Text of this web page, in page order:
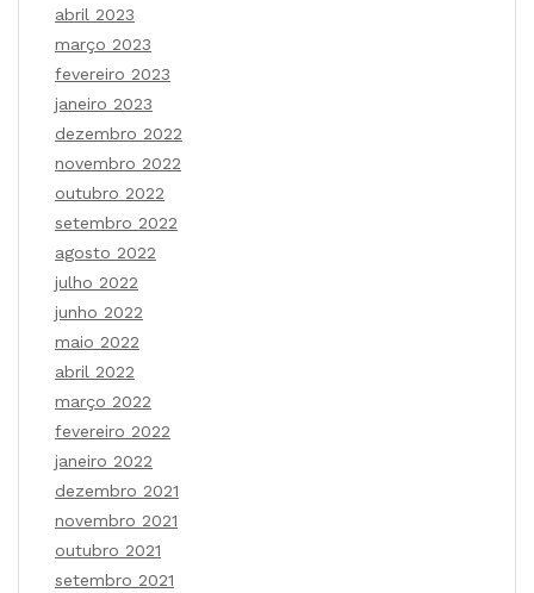
abril 2023
março 2023
fevereiro 2023
janeiro 2023
dezembro 2022
novembro 2022
outubro 2022
setembro 2022
agosto 2022
julho 2022
junho 2022
maio 2022
abril 2022
março 2022
fevereiro 2022
janeiro 2022
dezembro 2021
novembro 2021
outubro 2021
setembro 2021